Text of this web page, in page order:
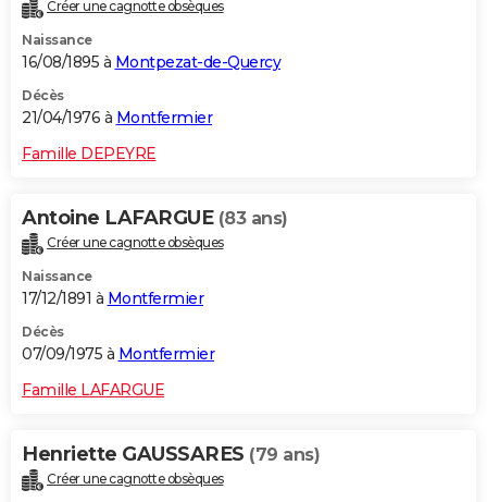
Créer une cagnotte obsèques
Naissance
16/08/1895 à Montpezat-de-Quercy
Décès
21/04/1976 à Montfermier
Famille DEPEYRE
Antoine LAFARGUE (83 ans)
Créer une cagnotte obsèques
Naissance
17/12/1891 à Montfermier
Décès
07/09/1975 à Montfermier
Famille LAFARGUE
Henriette GAUSSARES (79 ans)
Créer une cagnotte obsèques